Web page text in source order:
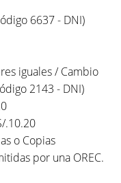
6637 - DNI)
iguales / Cambio
2143 - DNI)
.10.20
o Copias
por una OREC.